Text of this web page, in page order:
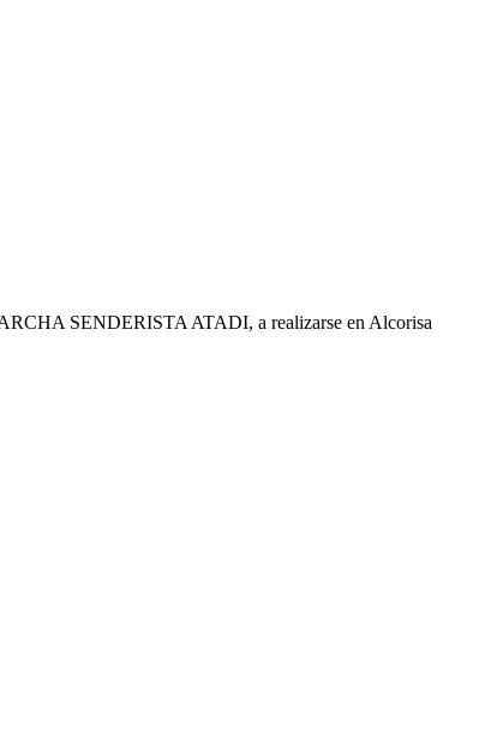
SENDERISTA ATADI, a realizarse en Alcorisa